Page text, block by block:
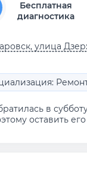
Бесплатная
диагностика
улица
в
оставить